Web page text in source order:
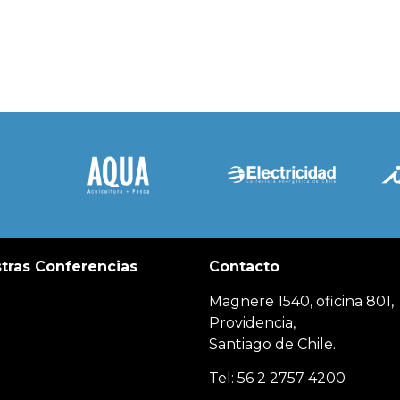
Conferencias Contacto
Magnere 1540, oficina 801,
Providencia,
Santiago de Chile.
Tel: 56 2 2757 4200